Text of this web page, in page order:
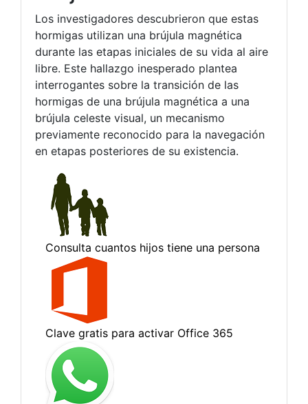
Los investigadores descubrieron que estas
hormigas utilizan una brújula magnética
durante las etapas iniciales de su vida al aire
libre. Este hallazgo inesperado plantea
interrogantes sobre la transición de las
hormigas de una brújula magnética a una
brújula celeste visual, un mecanismo
previamente reconocido para la navegación
en etapas posteriores de su existencia.